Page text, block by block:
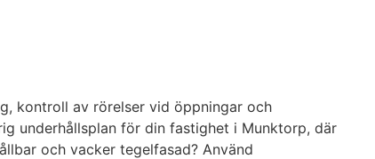
kontroll av rörelser vid öppningar och
underhållsplan för din fastighet i Munktorp, där
och vacker tegelfasad? Använd